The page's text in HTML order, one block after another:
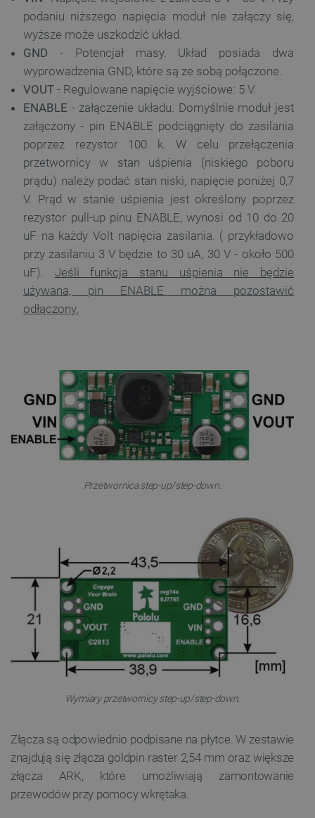
podaniu niższego napięcia moduł nie załączy się,
wyższe może uszkodzić układ.
GND - Potencjał masy. Układ posiada dwa
wyprowadzenia GND, które są ze sobą połączone.
VOUT - Regulowane napięcie wyjściowe: 5 V.
ENABLE - załączenie układu. Domyślnie moduł jest
załączony - pin ENABLE podciągnięty do zasilania
poprzez rezystor 100 k. W celu przełączenia
przetwornicy w stan uśpienia (niskiego poboru
prądu) należy podać stan niski, napięcie poniżej 0,7
V. Prąd w stanie uśpienia jest określony poprzez
rezystor pull-up pinu ENABLE, wynosi od 10 do 20
uF na każdy Volt napięcia zasilania. ( przykładowo
przy zasilaniu 3 V będzie to 30 uA, 30 V - około 500
uF). Jeśli funkcja stanu uśpienia nie będzie
używana, pin ENABLE można pozostawić
odłączony.
Przetwornica step-up/step-down.
Wymiary przetwornicy step-up/step-down.
Złącza są odpowiednio podpisane na płytce. W zestawie
znajdują się złącza goldpin raster 2,54 mm oraz większe
złącza ARK, które umożliwiają zamontowanie
przewodów przy pomocy wkrętaka.